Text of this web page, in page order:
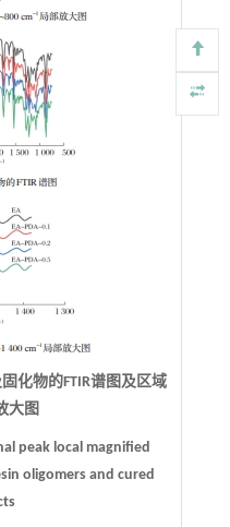
化物的FTIR谱图及区域
大图
peak local magnified
oligomers and cured